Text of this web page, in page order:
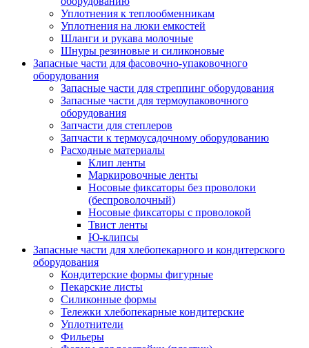
Уплотнения к теплообменникам
Уплотнения на люки емкостей
Шланги и рукава молочные
Шнуры резиновые и силиконовые
Запасные части для фасовочно-упаковочного
оборудования
Запасные части для стреппинг оборудования
Запасные части для термоупаковочного
оборудования
Запчасти для степлеров
Запчасти к термоусадочному оборудованию
Расходные материалы
Клип ленты
Маркировочные ленты
Носовые фиксаторы без проволоки
(беспроволочный)
Носовые фиксаторы с проволокой
Твист ленты
Ю-клипсы
Запасные части для хлебопекарного и кондитерского
оборудования
Кондитерские формы фигурные
Пекарские листы
Силиконные формы
Тележки хлебопекарные кондитерские
Уплотнители
Фильеры